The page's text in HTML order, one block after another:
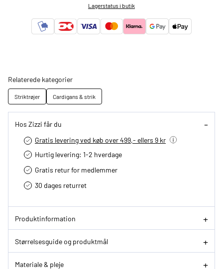
Lagerstatus i butik
Relaterede kategorier
Striktrøjer Cardigans & strik
Hos Zizzi får du
Gratis levering ved køb over 499,- ellers 9 kr
Hurtig levering­: 1-2 hverdage
Gratis retur for medlemmer
30 dages returret
Produktinformation
Størrelsesguide og produktmål
Materiale & pleje